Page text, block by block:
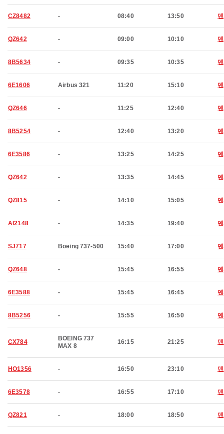
CZ8482 - 08:40 13:50
QZ642 - 09:00 10:10
8B5634 - 09:35 10:35
6E1606 Airbus 321 11:20 15:10
QZ646 - 11:25 12:40
8B5254 - 12:40 13:20
6E3586 - 13:25 14:25
QZ642 - 13:35 14:45
QZ815 - 14:10 15:05
AI2148 - 14:35 19:40
SJ717 Boeing 737-500 15:40 17:00
QZ648 - 15:45 16:55
6E3588 - 15:45 16:45
8B5256 - 15:55 16:50
CX784
BOEING 737
MAX 8
16:15 21:25
HO1356 - 16:50 23:10
6E3578 - 16:55 17:10
QZ821 - 18:00 18:50